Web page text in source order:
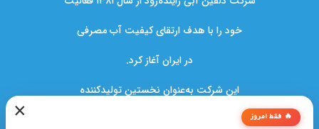
خود را با هدف ارتقای کیفیت آب مصرفی
در ایران آغاز کرد.
این شرکت به‌عنوان نخستین تولیدکننده
دستگاه‌های تصفیه آب در کشور،نقشی کلیدی
× 🔥 فقط امروز